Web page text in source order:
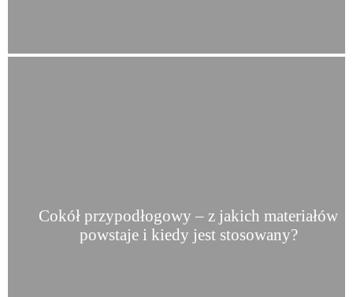
Cokół przypodłogowy – z jakich materiałów
powstaje i kiedy jest stosowany?